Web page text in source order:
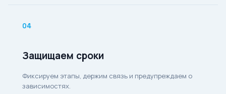
04
Защищаем сроки
Фиксируем этапы, держим связь и предупреждаем о
зависимостях.